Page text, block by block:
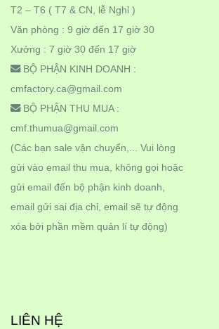
T2 – T6 ( T7 & CN, lễ Nghỉ )
Văn phòng : 9 giờ đến 17 giờ 30
Xưởng : 7 giờ 30 đến 17 giờ
BỘ PHẬN KINH DOANH :
cmfactory.ca@gmail.com
BỘ PHẬN THU MUA :
cmf.thumua@gmail.com
(Các bạn sale vận chuyển,... Vui lòng
gửi vào email thu mua, không gọi hoặc
gửi email đến bộ phận kinh doanh,
email gửi sai địa chỉ, email sẽ tự động
xóa bởi phần mềm quản lí tự động)
LIÊN HỆ